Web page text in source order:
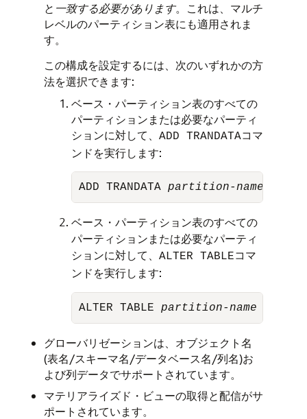
と 一致する必要があります。これは、マルチ
レベルのパーティション表にも適用されま
す。
この構成を設定するには、次のいずれかの方
法を選択できます:
ベース・パーティション表のすべての
パーティションまたは必要なパーティ
ションに対して、 ADD TRANDATAコマ
ンドを実行します:
ADD TRANDATA partition-name
ベース・パーティション表のすべての
パーティションまたは必要なパーティ
ションに対して、 ALTER TABLEコマ
ンドを実行します:
ALTER TABLE partition-name
グローバリゼーションは、オブジェクト名
(表名/スキーマ名/データベース名/列名)お
よび列データでサポートされています。
マテリアライズド・ビューの取得と配信がサ
ポートされています。